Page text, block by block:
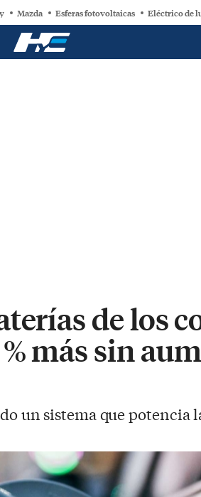
Mazda Esferas fotovoltaicas Eléctrico de
de los
más sin
un sistema que potencia